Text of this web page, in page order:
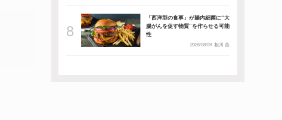
「西洋型の食事」が腸内細菌に“大
腸がんを促す物質”を作らせる可能
性
2026/08/09 相川 葵